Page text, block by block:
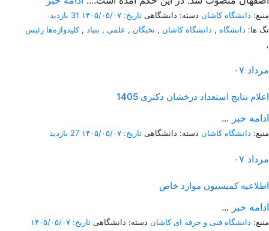
منبع: دانشگاه کاشان دسته: دانشگاهی تاریخ: ۱۴۰۵/۰۵/۰۷
31 بازدید
تگ ها: دانشگاه , دانشگاه کاشان , نخبگان , علمی , بنیاد ,کلیدواژه‌ها رئیس
,
۰۷ مرداد
اعلام نتایج استعداد درخشان دکتری 1405
... ادامه خبر
منبع: دانشگاه کاشان دسته: دانشگاهی تاریخ: ۱۴۰۵/۰۵/۰۷ 27 بازدید
۰۷ مرداد
اطلاعیه کمیسیون موارد خاص
... ادامه خبر
منبع: دانشگاه فنی و حرفه ای کاشان دسته: دانشگاهی تاریخ: ۱۴۰۵/۰۵/۰۷